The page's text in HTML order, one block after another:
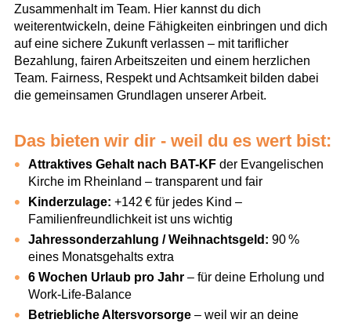
Zusammenhalt im Team. Hier kannst du dich
weiterentwickeln, deine Fähigkeiten einbringen und dich
auf eine sichere Zukunft verlassen – mit tariflicher
Bezahlung, fairen Arbeitszeiten und einem herzlichen
Team. Fairness, Respekt und Achtsamkeit bilden dabei
die gemeinsamen Grundlagen unserer Arbeit.
Das bieten wir dir - weil du es wert bist:
Attraktives Gehalt nach BAT-KFder Evangelischen
Kirche im Rheinland – transparent und fair
Kinderzulage: +142 € für jedes Kind –
Familienfreundlichkeit ist uns wichtig
Jahressonderzahlung / Weihnachtsgeld: 90 %
eines Monatsgehalts extra
6 Wochen Urlaub pro Jahr– für deine Erholung und
Work-Life-Balance
Betriebliche Altersvorsorge– weil wir an deine